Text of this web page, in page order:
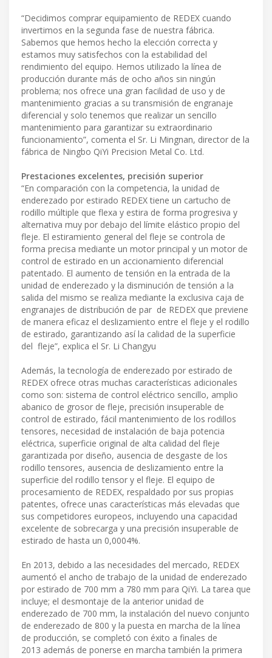
“Decidimos comprar equipamiento de REDEX cuando
invertimos en la segunda fase de nuestra fábrica.
Sabemos que hemos hecho la elección correcta y
estamos muy satisfechos con la estabilidad del
rendimiento del equipo. Hemos utilizado la línea de
producción durante más de ocho años sin ningún
problema; nos ofrece una gran facilidad de uso y de
mantenimiento gracias a su transmisión de engranaje
diferencial y solo tenemos que realizar un sencillo
mantenimiento para garantizar su extraordinario
funcionamiento”, comenta el Sr. Li Mingnan, director de la
fábrica de Ningbo QiYi Precision Metal Co. Ltd.
Prestaciones excelentes, precisión superior
“En comparación con la competencia, la unidad de
enderezado por estirado REDEX tiene un cartucho de
rodillo múltiple que flexa y estira de forma progresiva y
alternativa muy por debajo del límite elástico propio del
fleje. El estiramiento general del fleje se controla de
forma precisa mediante un motor principal y un motor de
control de estirado en un accionamiento diferencial
patentado. El aumento de tensión en la entrada de la
unidad de enderezado y la disminución de tensión a la
salida del mismo se realiza mediante la exclusiva caja de
engranajes de distribución de par de REDEX que previene
de manera eficaz el deslizamiento entre el fleje y el rodillo
de estirado, garantizando así la calidad de la superficie
del fleje”, explica el Sr. Li Changyu
Además, la tecnología de enderezado por estirado de
REDEX ofrece otras muchas características adicionales
como son: sistema de control eléctrico sencillo, amplio
abanico de grosor de fleje, precisión insuperable de
control de estirado, fácil mantenimiento de los rodillos
tensores, necesidad de instalación de baja potencia
eléctrica, superficie original de alta calidad del fleje
garantizada por diseño, ausencia de desgaste de los
rodillo tensores, ausencia de deslizamiento entre la
superficie del rodillo tensor y el fleje. El equipo de
procesamiento de REDEX, respaldado por sus propias
patentes, ofrece unas características más elevadas que
sus competidores europeos, incluyendo una capacidad
excelente de sobrecarga y una precisión insuperable de
estirado de hasta un 0,0004%.
En 2013, debido a las necesidades del mercado, REDEX
aumentó el ancho de trabajo de la unidad de enderezado
por estirado de 700 mm a 780 mm para QiYi. La tarea que
incluye; el desmontaje de la anterior unidad de
enderezado de 700 mm, la instalación del nuevo conjunto
de enderezado de 800 y la puesta en marcha de la línea
de producción, se completó con éxito a finales de
2013 además de ponerse en marcha también la primera